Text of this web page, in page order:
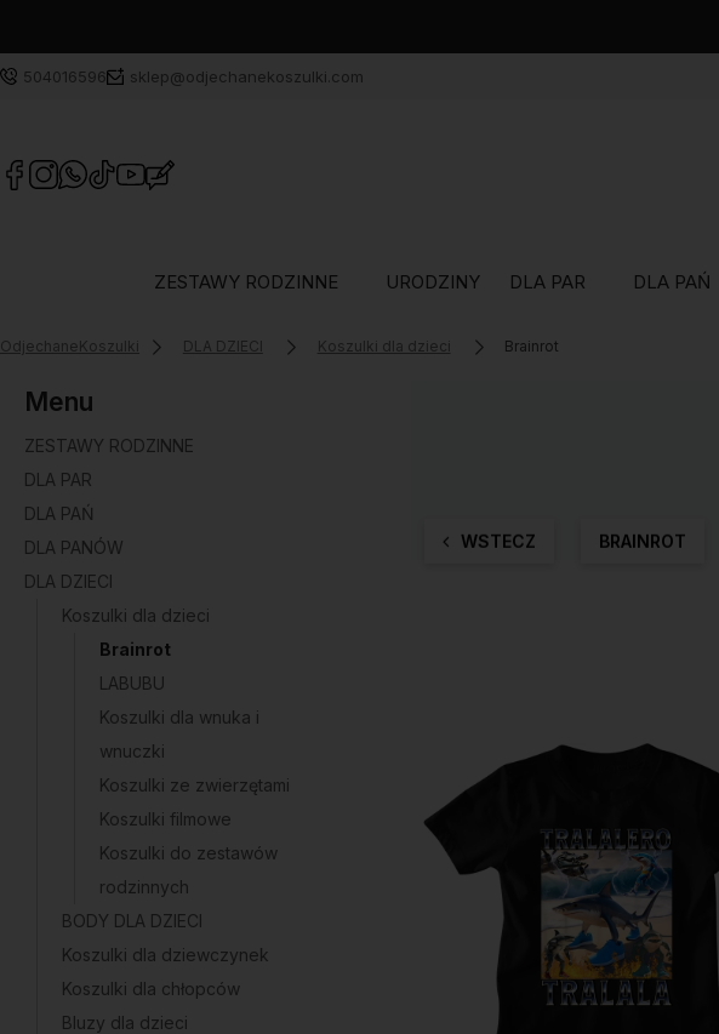
504016596 sklep@odjechanekoszulki.com
ZESTAWY RODZINNE URODZINY DLA PAR DLA PAŃ
OdjechaneKoszulki DLA DZIECI Koszulki dla dzieci Brainrot
Menu
ZESTAWY RODZINNE
DLA PAR
DLA PAŃ
DLA PANÓW
DLA DZIECI
Koszulki dla dzieci
Brainrot
LABUBU
Koszulki dla wnuka i
wnuczki
Koszulki ze zwierzętami
Koszulki filmowe
Koszulki do zestawów
rodzinnych
BODY DLA DZIECI
Koszulki dla dziewczynek
Koszulki dla chłopców
Bluzy dla dzieci
WSTECZ BRAINROT